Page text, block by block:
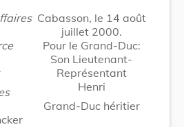
Cabasson, le 14 août
juillet 2000.
Pour le Grand-Duc:
Son Lieutenant-
Représentant
Henri
Grand-Duc héritier